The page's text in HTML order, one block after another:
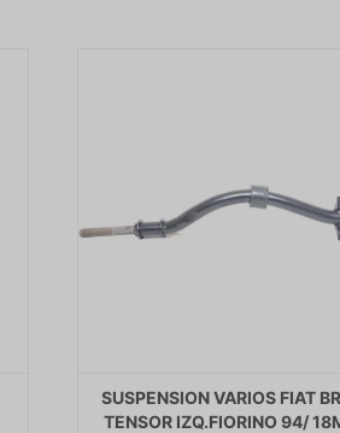
SUSPENSION VARIOS FIAT
TENSOR IZQ.FIORINO 94/